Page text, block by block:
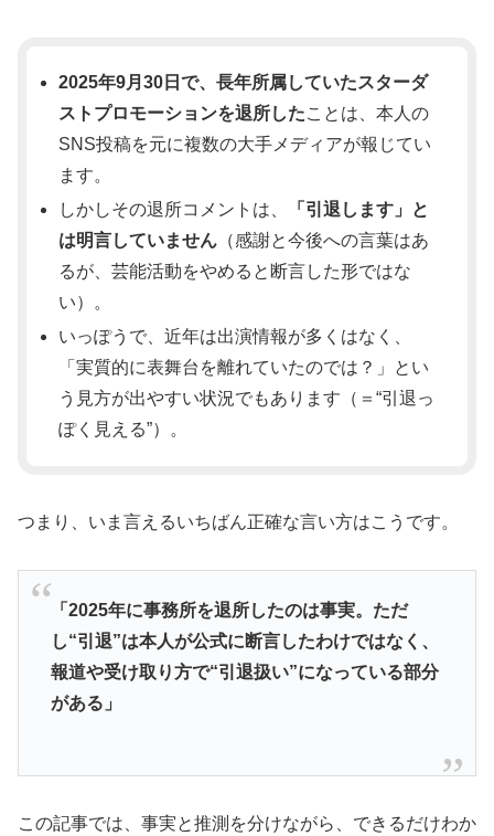
2025年9月30日で、長年所属していたスターダ
ストプロモーションを退所したことは、本人の
SNS投稿を元に複数の大手メディアが報じてい
ます。
しかしその退所コメントは、
「引退します」と
は明言していません （感謝と今後への言葉はあ
るが、芸能活動をやめると断言した形ではな
い）。
いっぽうで、近年は出演情報が多くはなく、
「実質的に表舞台を離れていたのでは？」とい
う見方が出やすい状況でもあります（＝“引退っ
ぽく見える”）。
つまり、いま言えるいちばん正確な言い方はこうです。
「2025年に事務所を退所したのは事実。ただ
し“引退”は本人が公式に断言したわけではなく、
報道や受け取り方で“引退扱い”になっている部分
がある」
この記事では、事実と推測を分けながら、できるだけわか